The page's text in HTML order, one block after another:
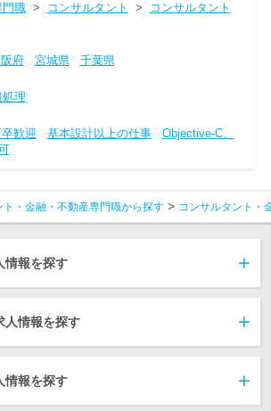
門職> コンサルタント >
コンサルタント
府 宮城県
千葉県
理
歓迎 基本設計以上の仕事
Objective-C、
ト・金融・不動産専門職から探す コンサルタント・
情報を探す
人情報を探す
情報を探す